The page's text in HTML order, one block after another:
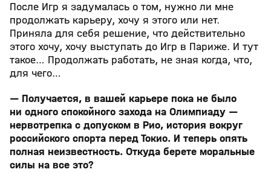
После Игр я задумалась о том, нужно ли мне
продолжать карьеру, хочу я этого или нет.
Приняла для себя решение, что действительно
этого хочу, хочу выступать до Игр в Париже. И тут
такое… Продолжать работать, не зная когда, что,
для чего…
— Получается, в вашей карьере пока не было
ни одного спокойного захода на Олимпиаду —
нервотрепка с допуском в Рио, история вокруг
российского спорта перед Токио. И теперь опять
полная неизвестность. Откуда берете моральные
силы на все это?